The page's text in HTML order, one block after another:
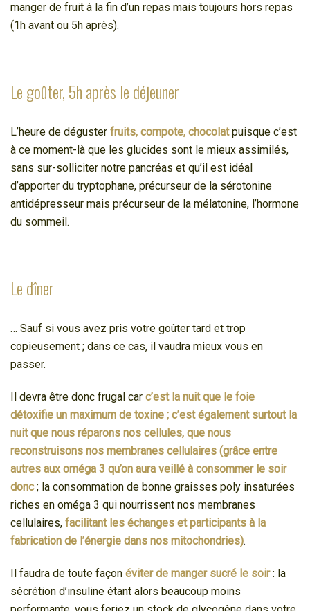
manger de fruit à la fin d’un repas mais toujours hors repas
(1h avant ou 5h après).
Le goûter, 5h après le déjeuner
L’heure de déguster fruits, compote, chocolat puisque c’est
à ce moment-là que les glucides sont le mieux assimilés,
sans sur-solliciter notre pancréas et qu’il est idéal
d’apporter du tryptophane, précurseur de la sérotonine
antidépresseur mais précurseur de la mélatonine, l’hormone
du sommeil.
Le dîner
… Sauf si vous avez pris votre goûter tard et trop
copieusement ; dans ce cas, il vaudra mieux vous en
passer.
Il devra être donc frugal car c’est la nuit que le foie
détoxifie un maximum de toxine ; c’est également surtout la
nuit que nous réparons nos cellules, que nous
reconstruisons nos membranes cellulaires (grâce entre
autres aux oméga 3 qu’on aura veillé à consommer le soir
donc; la consommation de bonne graisses poly insaturées
riches en oméga 3 qui nourrissent nos membranes
cellulaires, facilitant les échanges et participants à la
fabrication de l’énergie dans nos mitochondries).
Il faudra de toute façon éviter de manger sucré le soir : la
sécrétion d’insuline étant alors beaucoup moins